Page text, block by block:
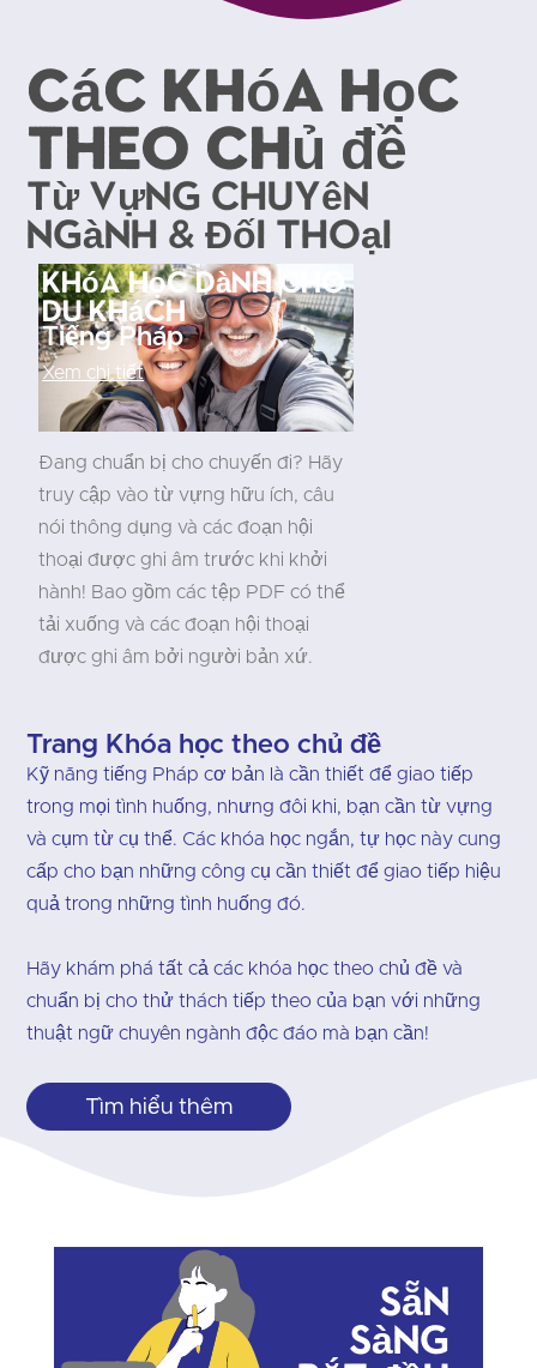
Các khóa học
theo chủ đề
Từ vựng chuyên
ngành & Đối thoại
Khóa học dành cho
du khách
Tiếng Pháp
Xem chi tiết
Đang chuẩn bị cho chuyến đi? Hãy
truy cập vào từ vựng hữu ích, câu
nói thông dụng và các đoạn hội
thoại được ghi âm trước khi khởi
hành! Bao gồm các tệp PDF có thể
tải xuống và các đoạn hội thoại
được ghi âm bởi người bản xứ.
Trang Khóa học theo chủ đề
Kỹ năng tiếng Pháp cơ bản là cần thiết để giao tiếp
trong mọi tình huống, nhưng đôi khi, bạn cần từ vựng
và cụm từ cụ thể. Các khóa học ngắn, tự học này cung
cấp cho bạn những công cụ cần thiết để giao tiếp hiệu
quả trong những tình huống đó.
Hãy khám phá tất cả các khóa học theo chủ đề và
chuẩn bị cho thử thách tiếp theo của bạn với những
thuật ngữ chuyên ngành độc đáo mà bạn cần!
Tìm hiểu thêm
Sẵn
sàng